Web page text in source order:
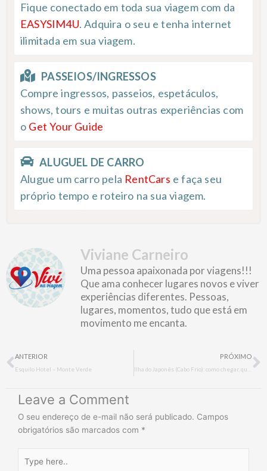
Fique conectado em toda sua viagem com da
EASYSIM4U. Adquira o seu e tenha internet
ilimitada em sua viagem.
PASSEIOS/INGRESSOS
Compre ingressos, passeios, espetáculos,
shows, tours e muitas outras experiências com
o Get Your Guide
ALUGUEL DE CARRO
Alugue um carro pela RentCars e faça seu
próprio tempo e roteiro na sua viagem.
Viviane Carneiro
Uma pessoa apaixonada por viagens!!!
Que ama conhecer lugares novos e viver
experiências diferentes. Pessoas,
lugares, momentos, tudo que está em
movimento me encanta.
Prev
ANTERIOR
Esquilo Hotel – Monte Verde
PRÓXIMO
Leave a Comment
O seu endereço de e-mail não será publicado. Campos
obrigatórios são marcados com *
here..